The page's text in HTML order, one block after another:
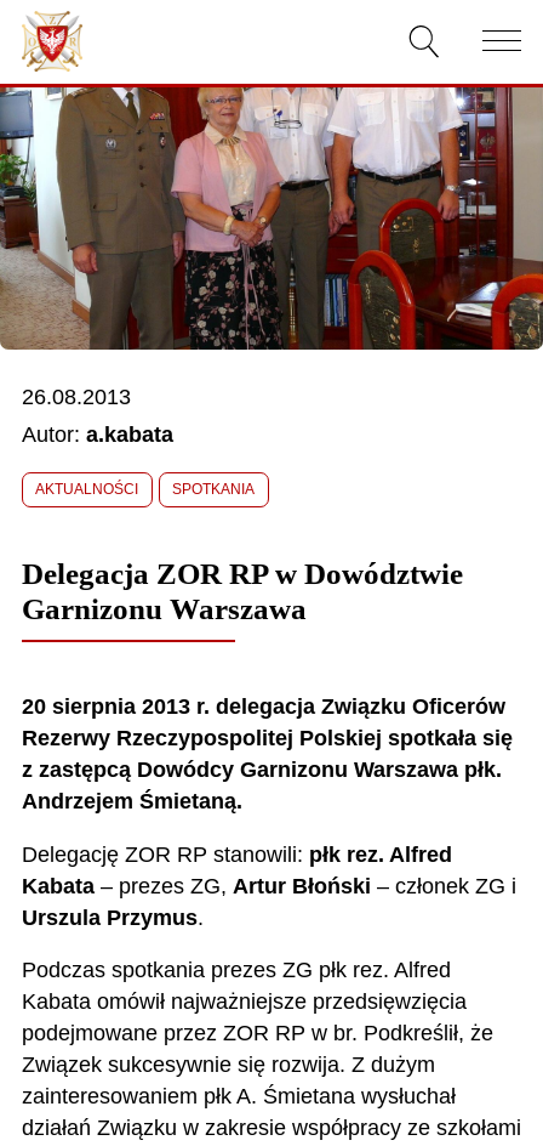
AKTUALNOŚCI
O ZWIĄZKU
DOKUMENTY
WŁADZE
RELACJE FILMOWE
KONKURSY
26.08.2013
Autor: a.kabata
AKTUALNOŚCI SPOTKANIA
Delegacja ZOR RP w Dowództwie
Garnizonu Warszawa
20 sierpnia 2013 r. delegacja Związku Oficerów
Rezerwy Rzeczypospolitej Polskiej spotkała się
z zastępcą Dowódcy Garnizonu Warszawa płk.
Andrzejem Śmietaną.
Delegację ZOR RP stanowili: płk rez. Alfred
Kabata– prezes ZG, Artur Błoński – członek ZG i
Urszula Przymus.
Podczas spotkania prezes ZG płk rez. Alfred
Kabata omówił najważniejsze przedsięwzięcia
podejmowane przez ZOR RP w br. Podkreślił, że
Związek sukcesywnie się rozwija. Z dużym
zainteresowaniem płk A. Śmietana wysłuchał
działań Związku w zakresie współpracy ze szkołami